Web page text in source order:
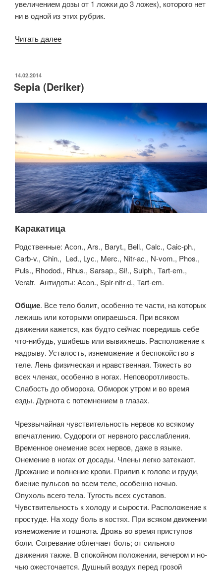
увеличением дозы от 1 ложки до 3 ложек), которого нет
ни в одной из этих рубрик.
Читать далее«Sepia
ОПУБЛИКОВАНО
14.02.2014
Sepia (Deriker)
Каракатица
Родственные: Aсon., Ars., Baryt., Bell., Calc., Caic-ph.,
Carb-v., Chin., Led., Lyс., Merc., Nitr-ac., N-vom., Phos.,
Puls., Rhodod., Rhus., Sarsap., Si!., Sulph., Tart-em.,
Veratr. Антидоты: Aсon., Spir-nitr-d., Tart-em.
Общие. Все тело болит, особенно те части, на которых
лежишь или которыми опираешься. При всяком
движении кажется, как буд­то сейчас повредишь себе
что-нибудь, ушибешь или вывихнешь. Распо­ложение к
надрыву. Усталость, изнеможение и беспокойство в
теле. Лень физическая и нравственная. Тяжесть во
всех членах, особенно в ногах. Неповоротливость.
Слабость до обморока. Обморок утром и во время
езды. Дурнота с потемнением в глазах.
Чрезвычайная чув­ствительность нервов ко всякому
впечатлению. Судороги от нервно­го расслабления.
Временное онемение всех нервов, даже в языке.
Онемение в ногах от досады. Члены легко затекают.
Дрожание и волнение крови. Прилив к голове и груди,
биение пульсов во всем теле, особенно ночью.
Опухоль всего тела. Тугость всех суставов.
Чувствительность к холоду и сырости. Расположение к
простуде. На ходу боль в костях. При всяком движении
изнеможение и тошнота. Дрожь во время приступов
боли. Согревание облегчает боль; от сильного
движения также. В спокойном положении, вечером и но­
чью ожесточается. Душный воздух перед грозой